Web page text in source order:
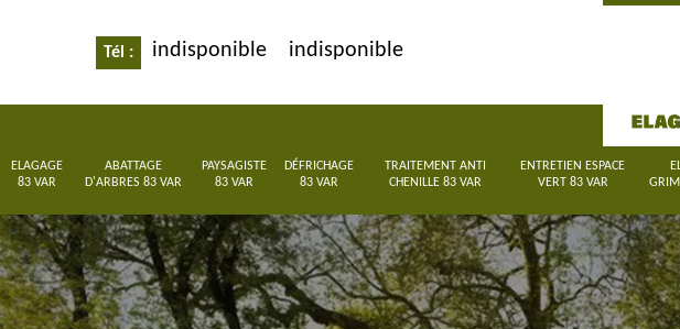
Tél : indisponible indisponible
ELAGAGE
83 VAR
ABATTAGE
D'ARBRES 83 VAR
PAYSAGISTE
83 VAR
DÉFRICHAGE
83 VAR
TRAITEMENT ANTI
CHENILLE 83 VAR
ENTRETIEN ESPACE
VERT 83 VAR